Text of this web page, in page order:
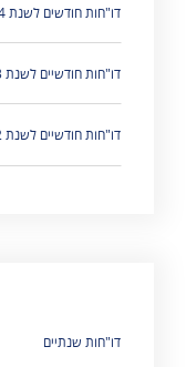
דו"חות חודשים לשנת 2024
דו"חות חודשיים לשנת 2023
דו"חות חודשיים לשנת 2022
דו"חות שנתיים